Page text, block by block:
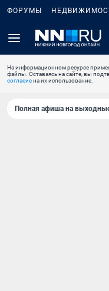
ФОРУМЫ
На информационном ресурсе
файлы. Оставаясь на сайте, вы
согласиена их использование.
Полная афиша на